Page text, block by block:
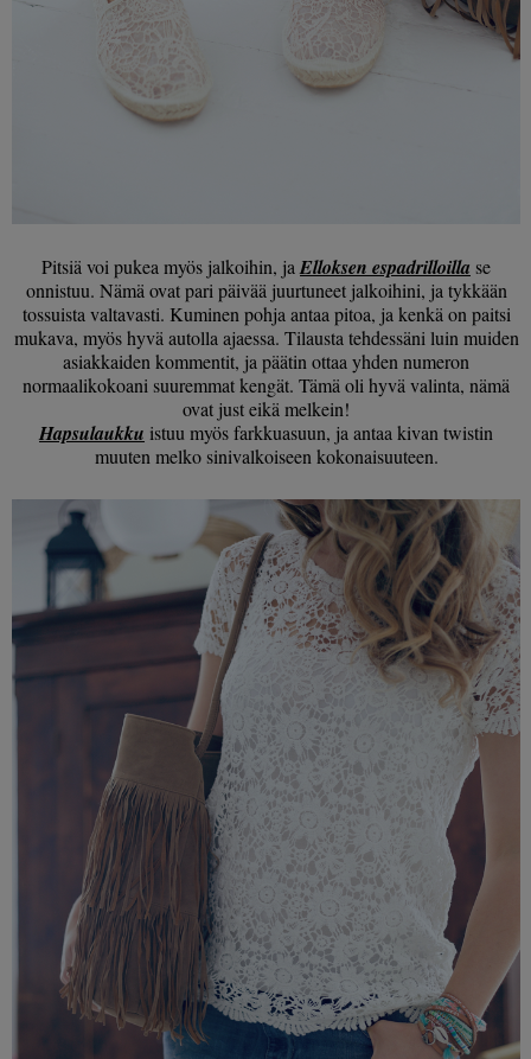
Pitsiä voi pukea myös jalkoihin, jaElloksen espadrilloilla se
onnistuu. Nämä ovat pari päivää juurtuneet jalkoihini, ja tykkään
tossuista valtavasti. Kuminen pohja antaa pitoa, ja kenkä on paitsi
mukava, myös hyvä autolla ajaessa. Tilausta tehdessäni luin muiden
asiakkaiden kommentit, ja päätin ottaa yhden numeron
normaalikokoani suuremmat kengät. Tämä oli hyvä valinta, nämä
ovat just eikä melkein!
Hapsulaukku istuu myös farkkuasuun, ja antaa kivan twistin
muuten melko sinivalkoiseen kokonaisuuteen.